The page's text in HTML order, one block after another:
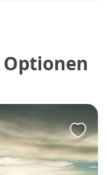
Optionen